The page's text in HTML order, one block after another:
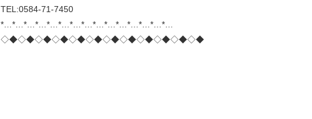
TEL:0584-71-7450
*…*…*…*…*…*…*…*…*…*…*…*…*…*…*…
◇◆◇◆◇◆◇◆◇◆◇◆◇◆◇◆◇◆◇◆◇◆◇◆